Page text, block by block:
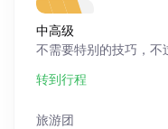
中高级
不需要特别的技巧，不
转到行程
旅游团